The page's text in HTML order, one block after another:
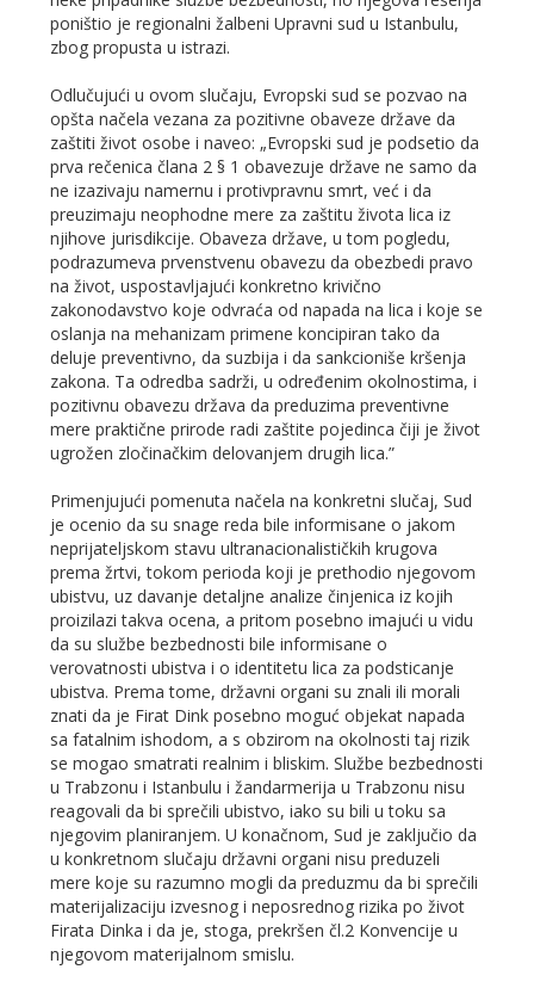
poništio je regionalni žalbeni Upravni sud u Istanbulu,
zbog propusta u istrazi.
Odlučujući u ovom slučaju, Evropski sud se pozvao na
opšta načela vezana za pozitivne obaveze države da
zaštiti život osobe i naveo: „Evropski sud je podsetio da
prva rečenica člana 2 § 1 obavezuje države ne samo da
ne izazivaju namernu i protivpravnu smrt, već i da
preuzimaju neophodne mere za zaštitu života lica iz
njihove jurisdikcije. Obaveza države, u tom pogledu,
podrazumeva prvenstvenu obavezu da obezbedi pravo
na život, uspostavljajući konkretno krivično
zakonodavstvo koje odvraća od napada na lica i koje se
oslanja na mehanizam primene koncipiran tako da
deluje preventivno, da suzbija i da sankcioniše kršenja
zakona. Ta odredba sadrži, u određenim okolnostima, i
pozitivnu obavezu država da preduzima preventivne
mere praktične prirode radi zaštite pojedinca čiji je život
ugrožen zločinačkim delovanjem drugih lica.”
Primenjujući pomenuta načela na konkretni slučaj, Sud
je ocenio da su snage reda bile informisane o jakom
neprijateljskom stavu ultranacionalističkih krugova
prema žrtvi, tokom perioda koji je prethodio njegovom
ubistvu, uz davanje detaljne analize činjenica iz kojih
proizilazi takva ocena, a pritom posebno imajući u vidu
da su službe bezbednosti bile informisane o
verovatnosti ubistva i o identitetu lica za podsticanje
ubistva. Prema tome, državni organi su znali ili morali
znati da je Firat Dink posebno moguć objekat napada
sa fatalnim ishodom, a s obzirom na okolnosti taj rizik
se mogao smatrati realnim i bliskim. Službe bezbednosti
u Trabzonu i Istanbulu i žandarmerija u Trabzonu nisu
reagovali da bi sprečili ubistvo, iako su bili u toku sa
njegovim planiranjem. U konačnom, Sud je zaključio da
u konkretnom slučaju državni organi nisu preduzeli
mere koje su razumno mogli da preduzmu da bi sprečili
materijalizaciju izvesnog i neposrednog rizika po život
Firata Dinka i da je, stoga, prekršen čl.2 Konvencije u
njegovom materijalnom smislu.